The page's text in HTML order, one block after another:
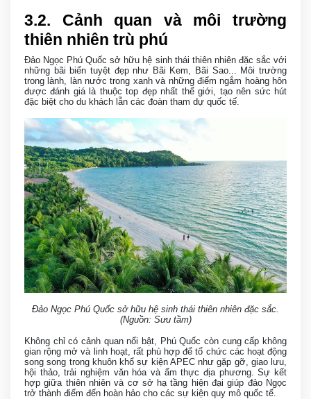
3.2. Cảnh quan và môi trường
thiên nhiên trù phú
Đảo Ngọc Phú Quốc sở hữu hệ sinh thái thiên nhiên đặc sắc với
những bãi biển tuyệt đẹp như Bãi Kem, Bãi Sao... Môi trường
trong lành, làn nước trong xanh và những điểm ngắm hoàng hôn
được đánh giá là thuộc top đẹp nhất thế giới, tạo nên sức hút
đặc biệt cho du khách lẫn các đoàn tham dự quốc tế.
Đảo Ngọc Phú Quốc sở hữu hệ sinh thái thiên nhiên đặc sắc.
(Nguồn: Sưu tầm)
Không chỉ có cảnh quan nổi bật, Phú Quốc còn cung cấp không
gian rộng mở và linh hoạt, rất phù hợp để tổ chức các hoạt động
song song trong khuôn khổ sự kiện APEC như gặp gỡ, giao lưu,
hội thảo, trải nghiệm văn hóa và ẩm thực địa phương. Sự kết
hợp giữa thiên nhiên và cơ sở hạ tầng hiện đại giúp đảo Ngọc
trở thành điểm đến hoàn hảo cho các sự kiện quy mô quốc tế.